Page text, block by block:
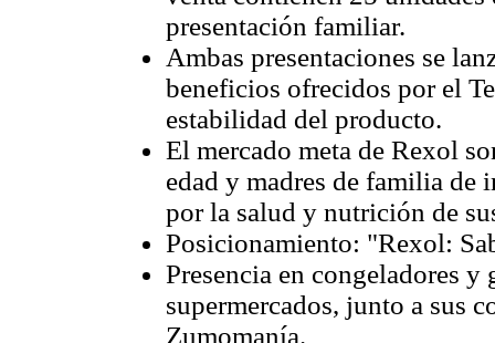
presentación familiar.
Ambas presentaciones se
beneficios ofrecidos por el
estabilidad del producto.
El mercado meta de Rexol
edad y madres de familia de
por la salud y nutrición de
Posicionamiento: "Rexol:
Presencia en congeladores
supermercados, junto a sus
Zumomanía.